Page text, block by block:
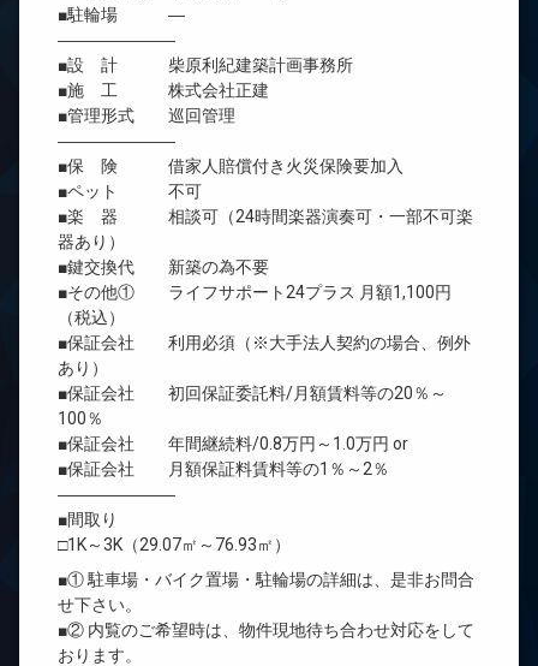
■駐輪場 ―
―――――――
■設 計 柴原利紀建築計画事務所
■施 工 株式会社正建
■管理形式 巡回管理
―――――――
■保 険 借家人賠償付き火災保険要加入
■ペット 不可
■楽 器 相談可（24時間楽器演奏可・一部不可楽
器あり）
■鍵交換代 新築の為不要
■その他① ライフサポート24プラス 月額1,100円
（税込）
■保証会社 利用必須（※大手法人契約の場合、例外
あり）
■保証会社 初回保証委託料/月額賃料等の20％～
100％
■保証会社 年間継続料/0.8万円～1.0万円 or
■保証会社 月額保証料賃料等の1％～2％
―――――――
■間取り
□1K～3K（29.07㎡～76.93㎡）
■① 駐車場・バイク置場・駐輪場の詳細は、是非お問合
せ下さい。
■② 内覧のご希望時は、物件現地待ち合わせ対応をして
おります。